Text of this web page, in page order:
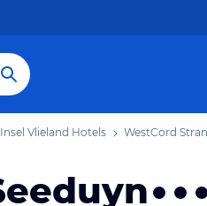
Insel Vlieland Hotels WestCord